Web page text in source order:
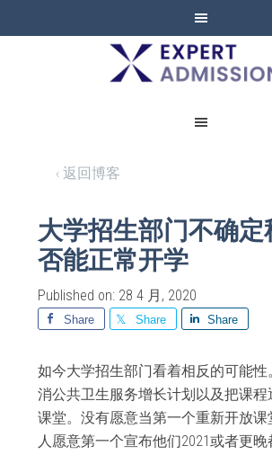
EXPERT
‹ 返回博客
大学招生部门不确定
否能正常开学
Published on: 28 4 月, 2020
Share Share Share
如今大学招生部门看着相反的可能性
消公共卫生服务增长计划以及把课
课堂。没有愿意当第一个重新开放
人愿意第一个宣布他们2021或者更